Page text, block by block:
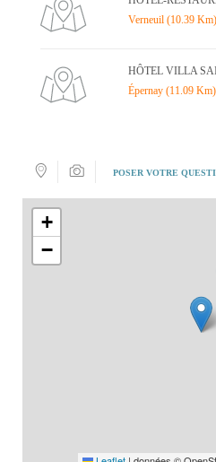
Verneuil (10.39 Km)
HÔTEL VILLA
Épernay (11.09 Km)
POSER VOTRE
+
−